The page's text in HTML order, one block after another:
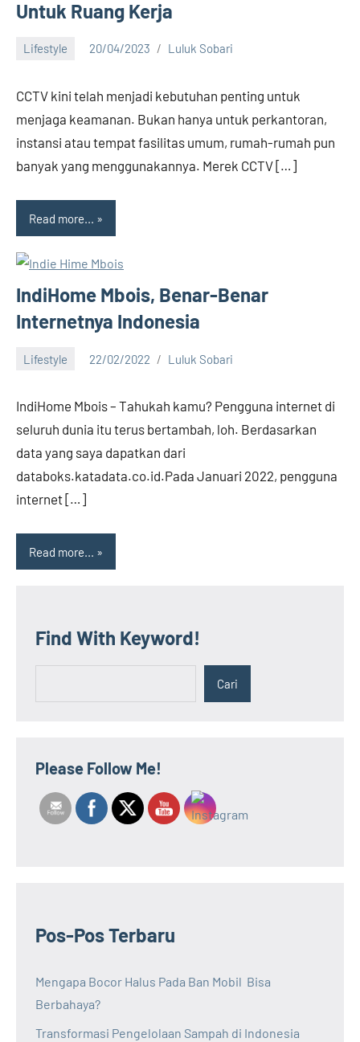
Untuk Ruang Kerja
Lifestyle 20/04/2023 Luluk Sobari
CCTV kini telah menjadi kebutuhan penting untuk
menjaga keamanan. Bukan hanya untuk perkantoran,
instansi atau tempat fasilitas umum, rumah-rumah pun
banyak yang menggunakannya. Merek CCTV […]
Read more...
IndiHome Mbois, Benar-Benar
Internetnya Indonesia
Lifestyle 22/02/2022 Luluk Sobari
IndiHome Mbois – Tahukah kamu? Pengguna internet di
seluruh dunia itu terus bertambah, loh. Berdasarkan
data yang saya dapatkan dari
databoks.katadata.co.id.Pada Januari 2022, pengguna
internet […]
Read more...
Find With Keyword!
Cari
Please Follow Me!
Pos-Pos Terbaru
Mengapa Bocor Halus Pada Ban Mobil Bisa
Berbahaya?
Transformasi Pengelolaan Sampah di Indonesia